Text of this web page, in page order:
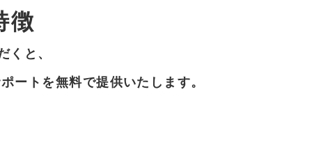
徴
くと、
ートを無料で提供いたします。